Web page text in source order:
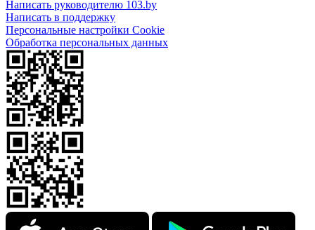
Написать руководителю 103.by
Написать в поддержку
Персональные настройки Cookie
Обработка персональных данных